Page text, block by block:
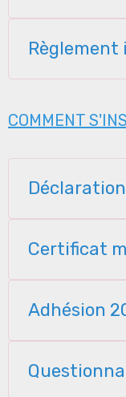
COMMENT
Certificat
Adhésion